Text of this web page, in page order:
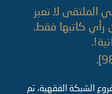
لا تعبر
رأي كاتبها فقط.
الشبكة الفقهية، تم